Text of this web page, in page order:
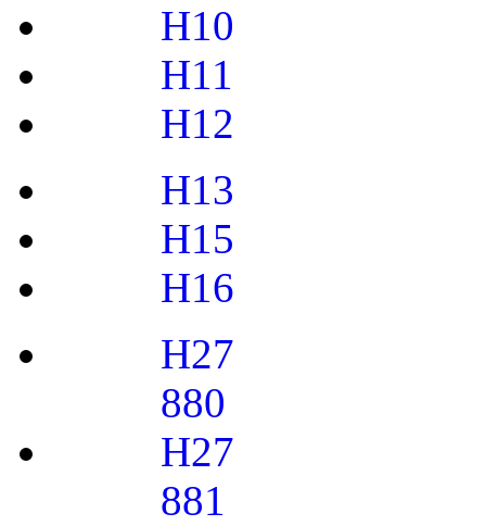
H10
H11
H12
H13
H15
H16
H27
880
H27
881